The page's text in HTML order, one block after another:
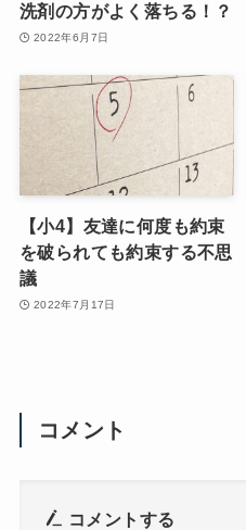
洗剤の方がよく落ちる！？
2022年6月7日
【小4】友達に何度も約束
を破られても約束する不思
議
2022年7月17日
コメント
コメントする